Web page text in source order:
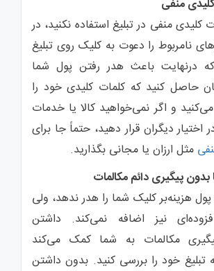
منفی
کلیدی منفی‌ در تبلیغ استفاده نکنید، در
نامربوط را دعوت به کلیک روی تبلیغ
درنهایت باعث هدر رفتن پول شما
حاصل کنید که کلمات کلیدی خود را
و اگر نمی‌خواهید کالا یا خدمات
اختیار دیگران قرار دهید، حتماً جا برای
مثل ارزان یا مجانی‌ بگذارید.
پیگیری دائم مکالمات
هزینه‌بر کلیک شما را هدر ندهد، ولی‌
نیز اضافه نمی‌کند. داشتن
مکالمات به شما کمک می‌کند
تبلیغ خود را بررسی‌ کنید. بدون داشتن